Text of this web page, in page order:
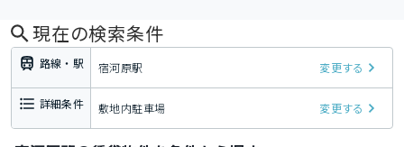
現在の検索条件
路線・駅 宿河原駅 変更する
詳細条件 敷地内駐車場 変更する